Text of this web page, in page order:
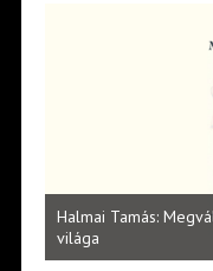
Halmai Tamás:
világa